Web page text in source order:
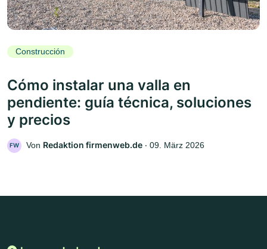
Construcción
Cómo instalar una valla en
pendiente: guía técnica, soluciones
y precios
FW Von Redaktion firmenweb.de ‧ 09. März 2026